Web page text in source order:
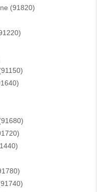
(91820)